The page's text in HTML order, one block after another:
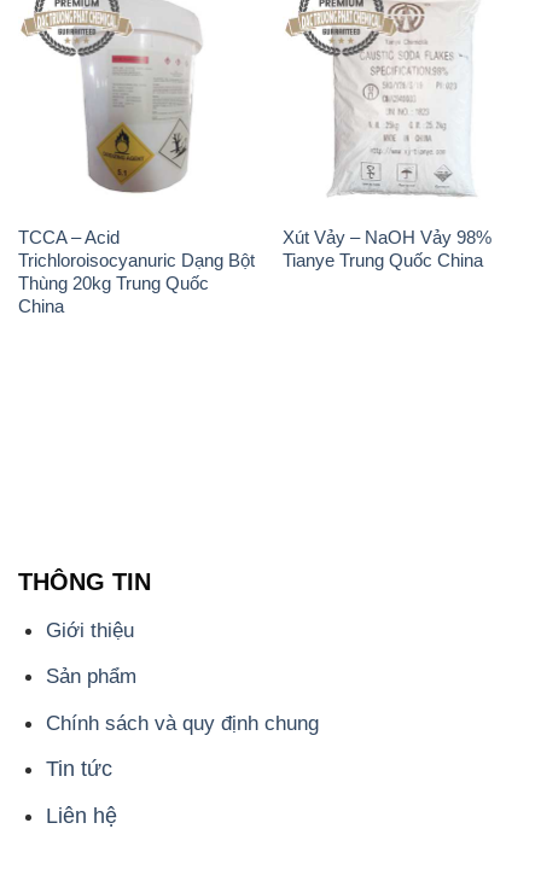
TCCA – Acid
Trichloroisocyanuric Dạng Bột
Thùng 20kg Trung Quốc
China
Xút Vảy – NaOH Vảy 98%
Tianye Trung Quốc China
THÔNG TIN
Giới thiệu
Sản phẩm
Chính sách và quy định chung
Tin tức
Liên hệ